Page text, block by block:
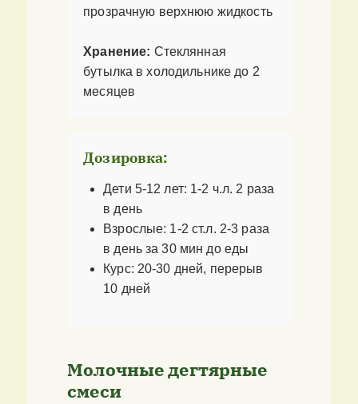
прозрачную верхнюю жидкость
Хранение: Стеклянная
бутылка в холодильнике до 2
месяцев
Дозировка:
Дети 5-12 лет: 1-2 ч.л. 2 раза
в день
Взрослые: 1-2 ст.л. 2-3 раза
в день за 30 мин до еды
Курс: 20-30 дней, перерыв
10 дней
Молочные дегтярные
смеси